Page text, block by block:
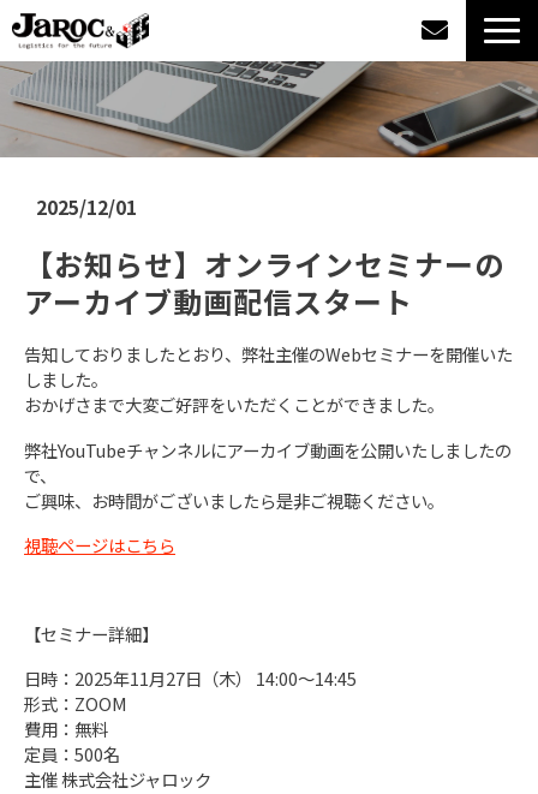
製品情報
導入事例
カタログダウンロード
ジャロックコラム
採用情報
オンラインショップ
2025/12/01
【お知らせ】オンラインセミナーの
アーカイブ動画配信スタート
告知しておりましたとおり、弊社主催のWebセミナーを開催いた
しました。
おかげさまで大変ご好評をいただくことができました。
弊社YouTubeチャンネルにアーカイブ動画を公開いたしましたの
で、
ご興味、お時間がございましたら是非ご視聴ください。
視聴ページはこちら
【セミナー詳細】
日時：2025年11月27日（木） 14:00～14:45
形式：ZOOM
費用：無料
定員：500名
主催 株式会社ジャロック